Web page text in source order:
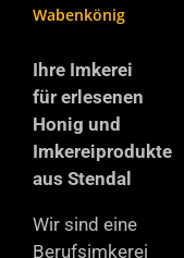
Wabenkönig
Ihre Imkerei
für erlesenen
Honig und
Imkereiprodukte
aus Stendal
Wir sind eine
Berufsimkerei